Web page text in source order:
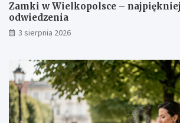
Zamki w Wielkopolsce –
odwiedzenia
3 sierpnia 2026